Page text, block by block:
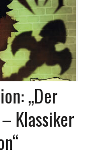
„Der
Klassiker